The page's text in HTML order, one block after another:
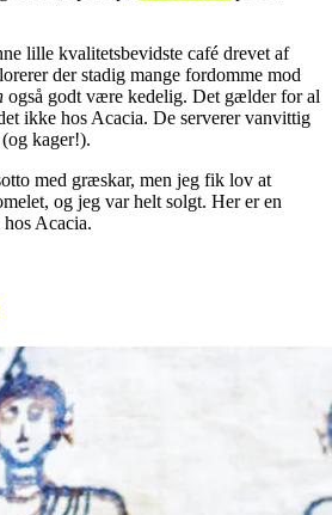
lille kvalitetsbevidste café drevet af
der stadig mange fordomme mod
også godt være kedelig. Det gælder for al
ikke hos Acacia. De serverer vanvittig
kager!).
med græskar, men jeg fik lov at
og jeg var helt solgt. Her er en
Acacia.